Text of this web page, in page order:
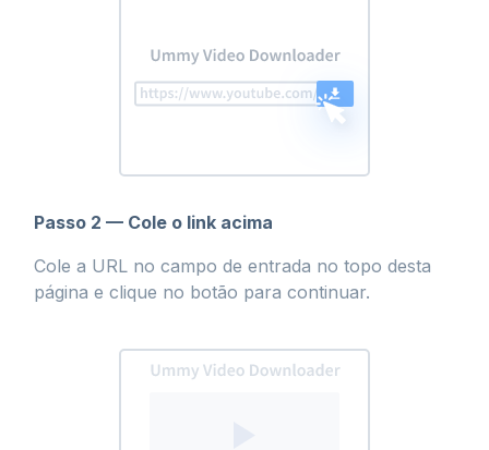
Passo 2 — Cole o link acima
Cole a URL no campo de entrada no topo desta
página e clique no botão para continuar.